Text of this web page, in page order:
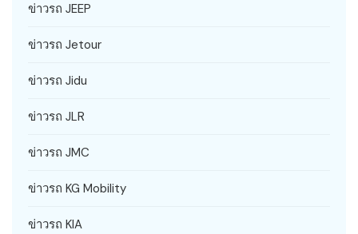
ข่าวรถ JEEP
ข่าวรถ Jetour
ข่าวรถ Jidu
ข่าวรถ JLR
ข่าวรถ JMC
ข่าวรถ KG Mobility
ข่าวรถ KIA